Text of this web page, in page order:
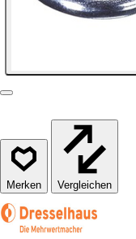
Vergleichen